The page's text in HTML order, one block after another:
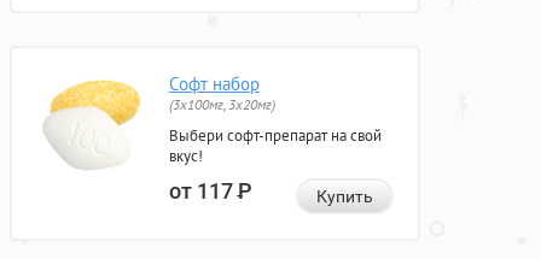
Софт набор
(3x100мг, 3x20мг)
Выбери софт-препарат на свой
вкус!
от 117Р Купить